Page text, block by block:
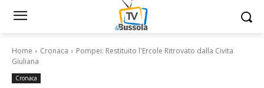
Home Cronaca
Pompei: Restituito l'Ercole Ritrovato dalla Civita
Giuliana
Cronaca